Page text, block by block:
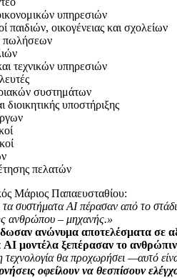
υπηρεσιών
παιδιών, οικογένειας και σχολείων
πωλήσεων
τεχνικών υπηρεσιών
συστημάτων
υποστήριξης
πελατών
Μάριος Παπαευσταθίου:
συστήματα AI πέρασαν από το
ανθρώπου – μηχανής.»
ανώνυμα αποτελέσματα σε
AI μοντέλα ξεπέρασαν το
τεχνολογία θα προχωρήσει —αυτό
οφείλουν να θεσπίσουν